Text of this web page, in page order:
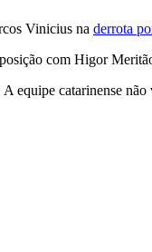
Vinicius na derrota
com Higor
equipe catarinense